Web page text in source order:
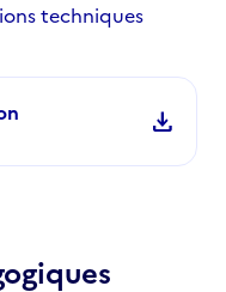
techniques
download